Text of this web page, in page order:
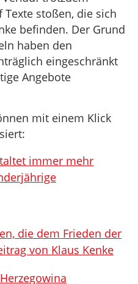
stoßen, die sich
befinden. Der Grund
haben den
eingeschränkt
Angebote
mit einem Klick
immer mehr
die dem Frieden der
von Klaus Kenke